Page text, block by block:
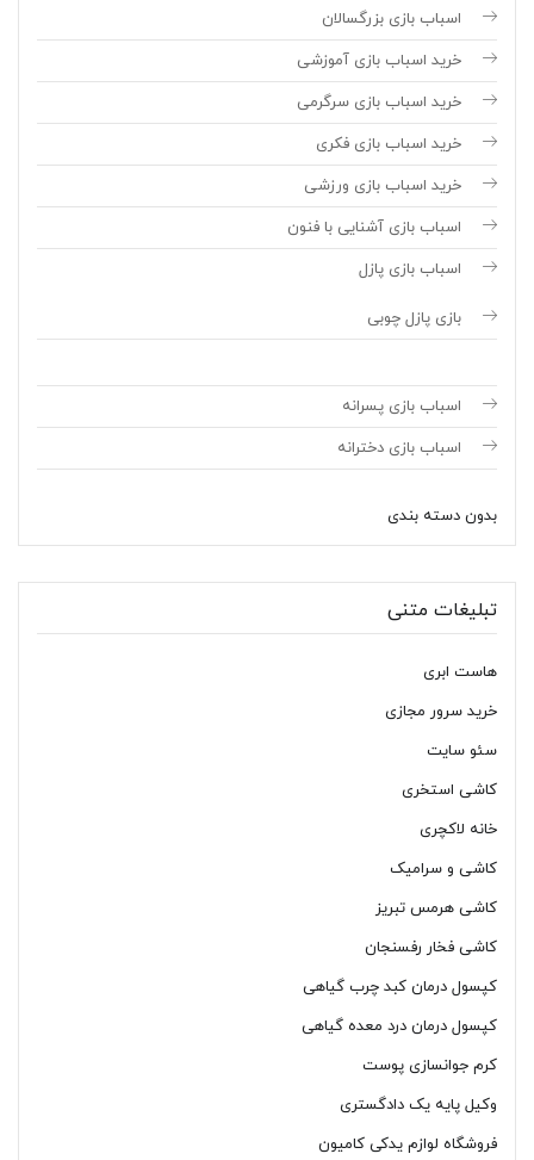
اسباب بازی بزرگسالان
خرید اسباب بازی آموزشی
خرید اسباب بازی سرگرمی
خرید اسباب بازی فکری
خرید اسباب بازی ورزشی
اسباب بازی آشنایی با فنون
اسباب بازی پازل
بازی پازل چوبی
اسباب بازی پسرانه
اسباب بازی دخترانه
بدون دسته بندی
تبلیغات متنی
هاست ابری
خرید سرور مجازی
سئو سایت
کاشی استخری
خانه لاکچری
کاشی و سرامیک
کاشی هرمس تبریز
کاشی فخار رفسنجان
کپسول درمان کبد چرب گیاهی
کپسول درمان درد معده گیاهی
کرم جوانسازی پوست
وکیل پایه یک دادگستری
فروشگاه لوازم یدکی کامیون